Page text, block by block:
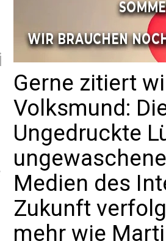
Gerne zitiert
Volksmund:
Ungedruckte
Medien des
Zukunft
mehr wie